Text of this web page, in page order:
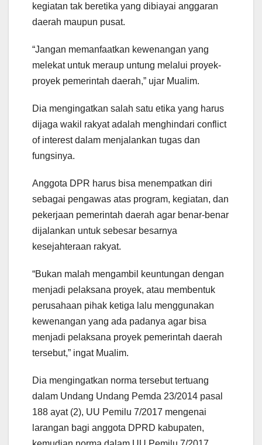
kegiatan tak beretika yang dibiayai anggaran
daerah maupun pusat.
“Jangan memanfaatkan kewenangan yang
melekat untuk meraup untung melalui proyek-
proyek pemerintah daerah,” ujar Mualim.
Dia mengingatkan salah satu etika yang harus
dijaga wakil rakyat adalah menghindari conflict
of interest dalam menjalankan tugas dan
fungsinya.
Anggota DPR harus bisa menempatkan diri
sebagai pengawas atas program, kegiatan, dan
pekerjaan pemerintah daerah agar benar-benar
dijalankan untuk sebesar besarnya
kesejahteraan rakyat.
“Bukan malah mengambil keuntungan dengan
menjadi pelaksana proyek, atau membentuk
perusahaan pihak ketiga lalu menggunakan
kewenangan yang ada padanya agar bisa
menjadi pelaksana proyek pemerintah daerah
tersebut,” ingat Mualim.
Dia mengingatkan norma tersebut tertuang
dalam Undang Undang Pemda 23/2014 pasal
188 ayat (2), UU Pemilu 7/2017 mengenai
larangan bagi anggota DPRD kabupaten,